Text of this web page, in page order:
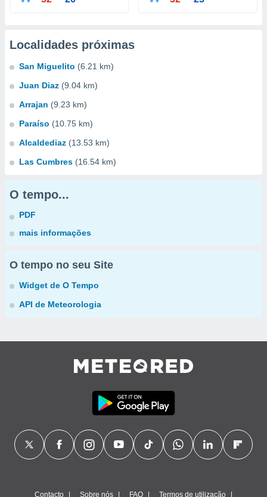
Localidades próximas
San Miguelito (6.21 km)
Juan Diaz (9.04 km)
Arrajan (9.23 km)
Paraíso (10.75 km)
Alcaldediaz (13.53 km)
Las Cumbres (16.54 km)
O tempo...
PDF
mais informações
O tempo no seu Site
Widget de O Tempo
API de Meteorologia
Contacto Sobre nós FAQ Termos de utilização